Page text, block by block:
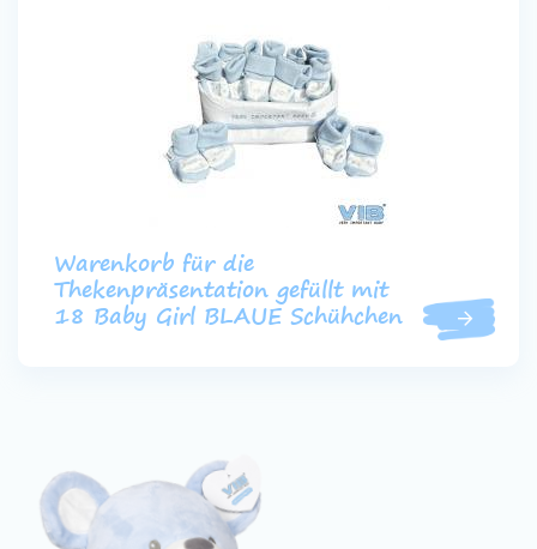
Warenkorb für die
Thekenpräsentation gefüllt mit
18 Baby Girl BLAUE Schühchen